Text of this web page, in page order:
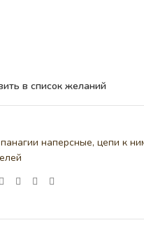
в список желаний
наперсные, цепи к